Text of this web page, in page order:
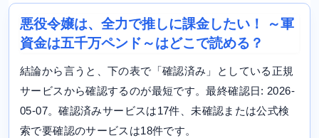
悪役令嬢は、全力で推しに課金したい！ ～軍
資金は五千万ペンド～はどこで読める？
結論から言うと、下の表で「確認済み」としている正規
サービスから確認するのが最短です。最終確認日: 2026-
05-07。確認済みサービスは17件、未確認または公式検
索で要確認のサービスは18件です。